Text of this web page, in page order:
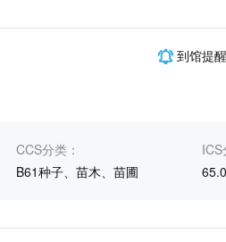
到馆提醒
CCS分类：
B61种子、苗木、苗圃
ICS